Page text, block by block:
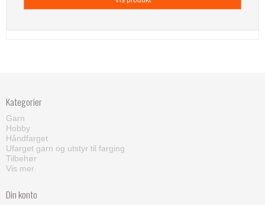
Kategorier
Garn
Hobby
Håndfarget
Ufarget garn og utstyr til farging
Tilbehør
Vis mer
Din konto